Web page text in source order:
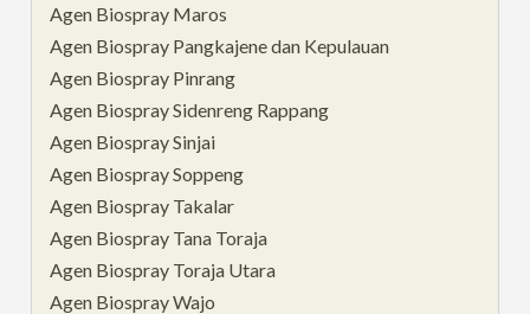
Agen Biospray Maros
Agen Biospray Pangkajene dan Kepulauan
Agen Biospray Pinrang
Agen Biospray Sidenreng Rappang
Agen Biospray Sinjai
Agen Biospray Soppeng
Agen Biospray Takalar
Agen Biospray Tana Toraja
Agen Biospray Toraja Utara
Agen Biospray Wajo